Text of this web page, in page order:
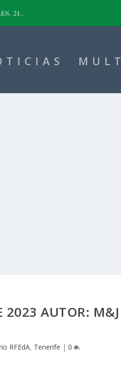
𝟐𝟏...
2023 AUTOR: M&J
RFEdA, Tenerife |0